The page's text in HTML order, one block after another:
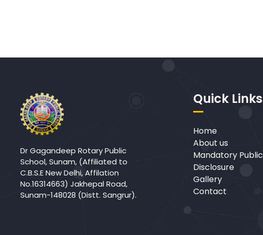
Dr Gagandeep Rotary Public
School, Sunam, (Affiliated to
C.B.S.E New Delhi, Affilation
No.16314663) Jakhepal Road,
Sunam-148028 (Distt. Sangrur).
Quick Links
Home
About us
Mandatory Public
Disclosure
Gallery
Contact